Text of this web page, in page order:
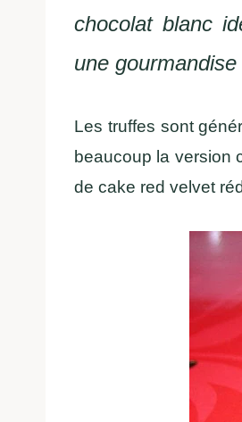
chocolat blanc
une
Les truffes sont
beaucoup la version
de cake red velvet